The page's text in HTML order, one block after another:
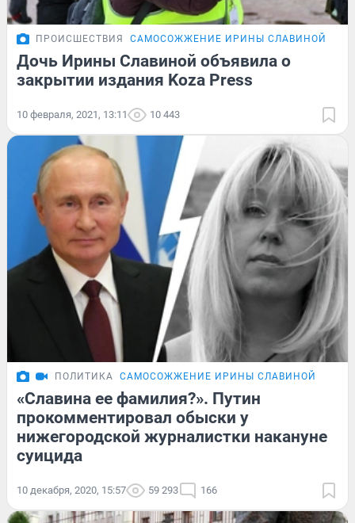
ПРОИСШЕСТВИЯ САМОСОЖЖЕНИЕ ИРИНЫ СЛАВИНОЙ
Дочь Ирины Славиной объявила о
закрытии издания Koza Press
10 февраля, 2021, 13:11 10 443
ПОЛИТИКА САМОСОЖЖЕНИЕ ИРИНЫ СЛАВИНОЙ
«Славина ее фамилия?». Путин
прокомментировал обыски у
нижегородской журналистки накануне
суицида
10 декабря, 2020, 15:57 59 293 166